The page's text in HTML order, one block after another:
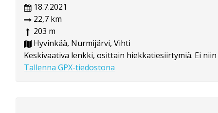
18.7.2021
22,7 km
203 m
Hyvinkää, Nurmijärvi, Vihti
Keskivaativa lenkki, osittain hiekkatiesiirtymiä. Ei
Tallenna GPX-tiedostona